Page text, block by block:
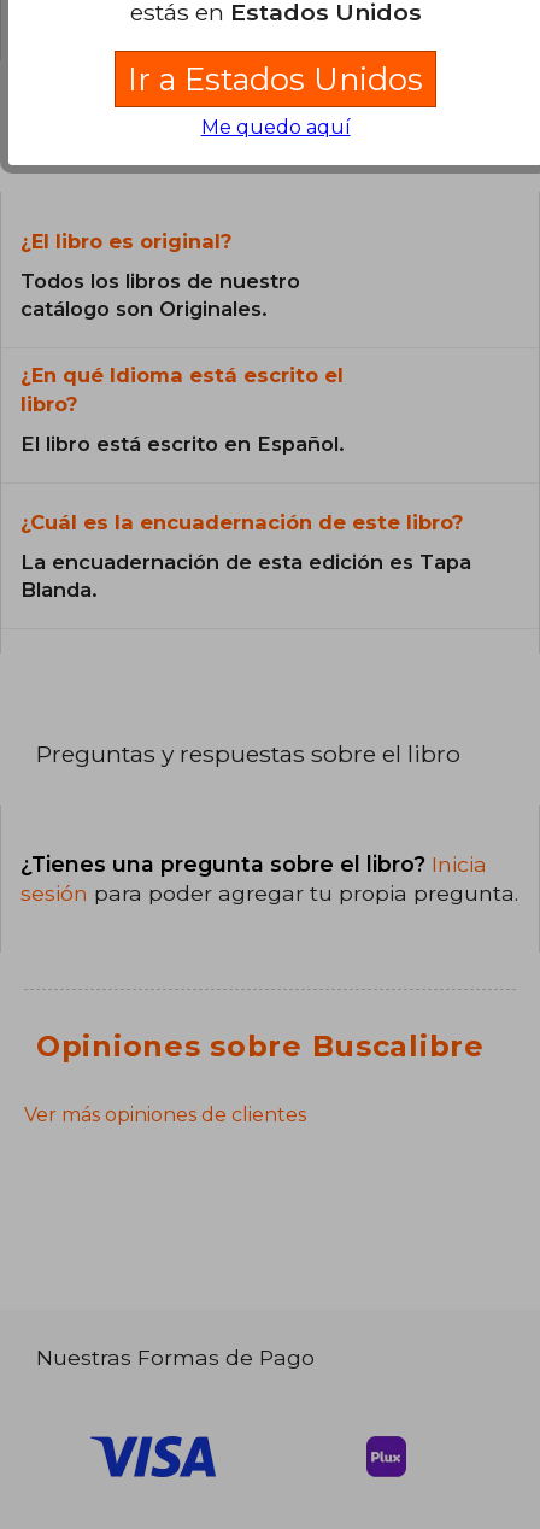
0% (0)
¿El libro es original?
Todos los libros de nuestro
catálogo son Originales.
¿En qué Idioma está escrito el
libro?
El libro está escrito en Español.
¿Cuál es la encuadernación de este libro?
La encuadernación de esta edición es Tapa
Blanda.
Preguntas y respuestas sobre el libro
¿Tienes una pregunta sobre el libro? Inicia
sesión para poder agregar tu propia pregunta.
Opiniones sobre Buscalibre
Ver más opiniones de clientes
Nuestras Formas de Pago
estás en Estados Unidos
Ir a Estados Unidos
Me quedo aquí